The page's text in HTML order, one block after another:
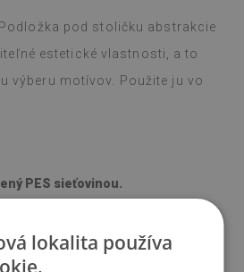
pod stoličku abstrakcie
estetické vlastnosti, a to
výberu motívov. Použite ju vo
PES sieťovinou.
lokalita používa